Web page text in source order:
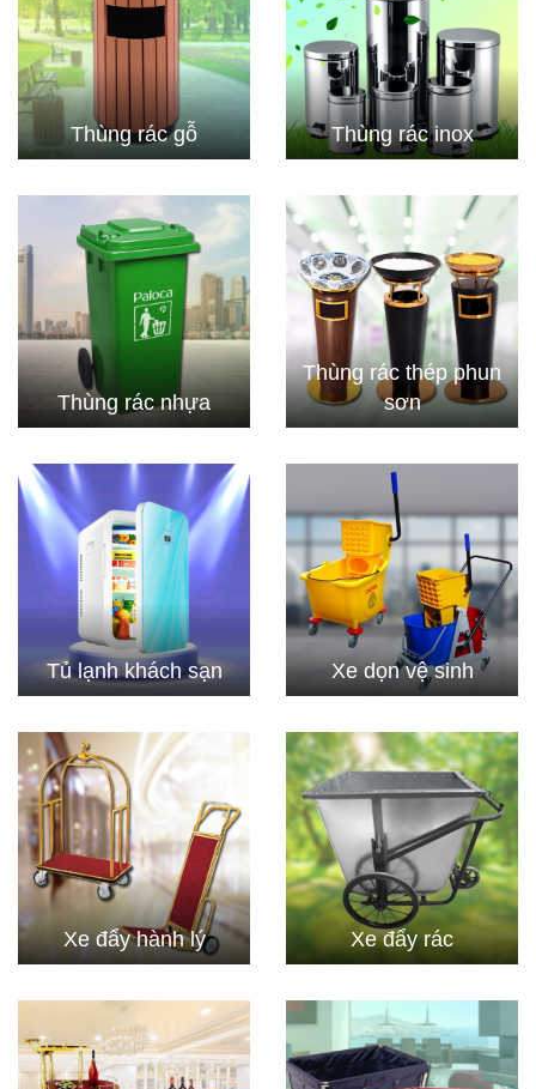
Thùng rác gỗ Thùng rác inox
Thùng rác nhựa
Thùng rác thép phun
sơn
Tủ lạnh khách sạn Xe dọn vệ sinh
Xe đẩy hành lý Xe đẩy rác